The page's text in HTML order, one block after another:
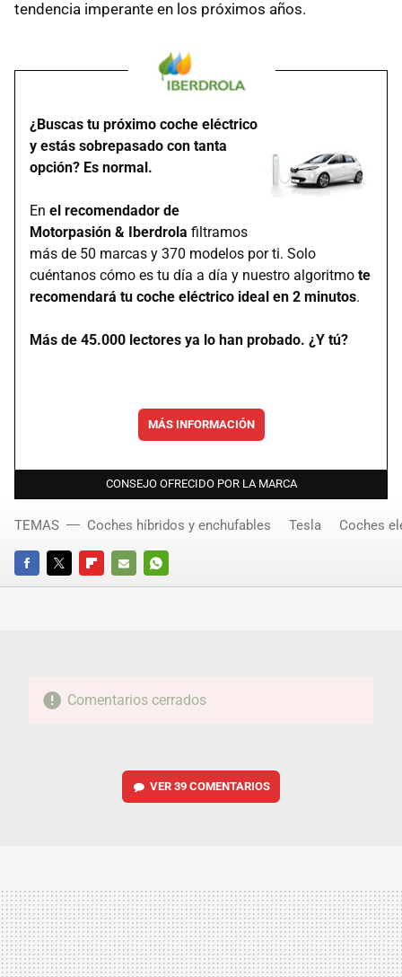
tendencia imperante en los próximos años.
¿Buscas tu próximo coche eléctrico
y estás sobrepasado con tanta
opción? Es normal.
En el recomendador de
Motorpasión & Iberdrola filtramos
más de 50 marcas y 370 modelos por ti. Solo
cuéntanos cómo es tu día a día y nuestro algoritmo te
recomendará tu coche eléctrico ideal en 2 minutos.
Más de 45.000 lectores ya lo han probado. ¿Y tú?
MÁS INFORMACIÓN
CONSEJO OFRECIDO POR LA MARCA
FACEBOOKTWITTERFLIPBOARD
E-
WHATSAPP
TEMAS Coches híbridos y enchufables Tesla Coches
Comentarios cerrados
VER 39 COMENTARIOS